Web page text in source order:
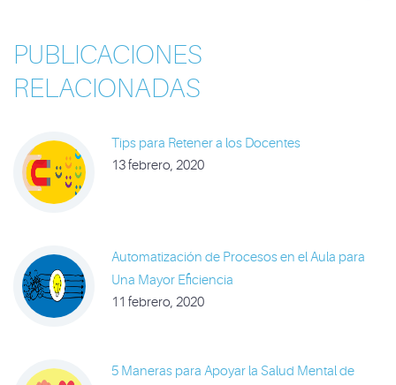
PUBLICACIONES
RELACIONADAS
Tips para Retener a los Docentes
13 febrero, 2020
Automatización de Procesos en el Aula para
Una Mayor Eficiencia
11 febrero, 2020
5 Maneras para Apoyar la Salud Mental de